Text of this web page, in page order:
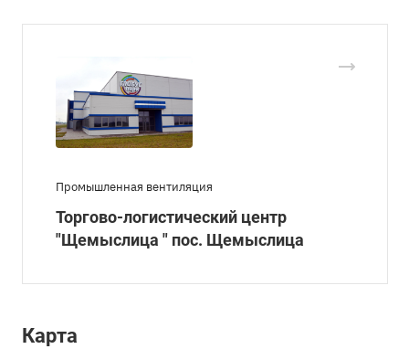
Промышленная вентиляция
Торгово-логистический центр
"Щемыслица " пос. Щемыслица
Карта